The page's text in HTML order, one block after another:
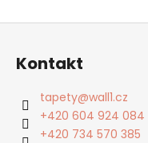
Z
Kontakt
tapety@wall1.cz
+420 604 924 084
+420 734 570 385